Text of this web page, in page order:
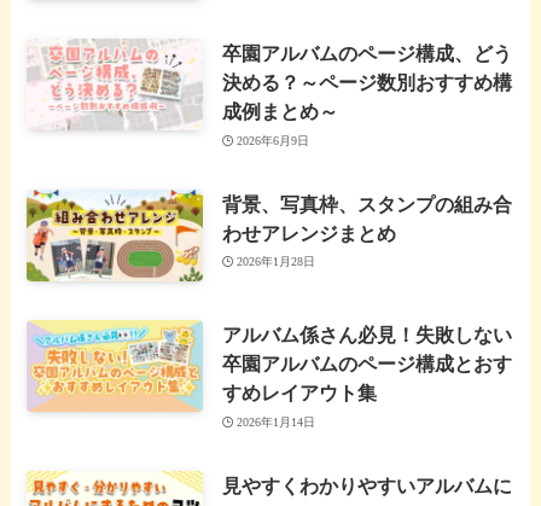
卒園アルバムのページ構成、どう
決める？～ページ数別おすすめ構
成例まとめ～
2026年6月9日
背景、写真枠、スタンプの組み合
わせアレンジまとめ
2026年1月28日
アルバム係さん必見！失敗しない
卒園アルバムのページ構成とおす
すめレイアウト集
2026年1月14日
見やすくわかりやすいアルバムに